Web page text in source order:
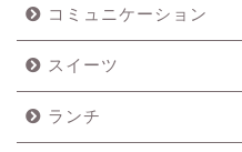
コミュニケーション
スイーツ
ランチ